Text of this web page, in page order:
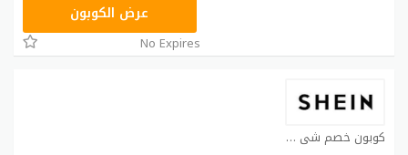
عرض الكوبون
No Expires
كوبون خصم شي ان كوبون